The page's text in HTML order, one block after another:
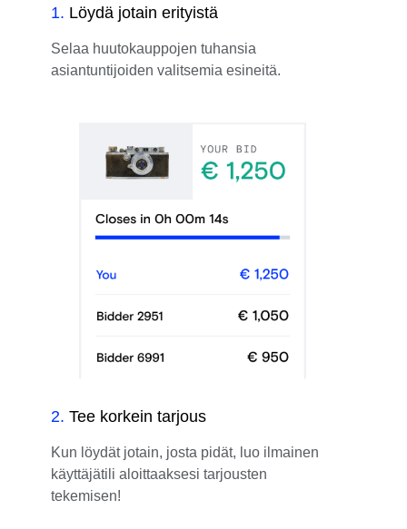
1. Löydä jotain erityistä
Selaa huutokauppojen tuhansia
asiantuntijoiden valitsemia esineitä.
2. Tee korkein tarjous
Kun löydät jotain, josta pidät, luo ilmainen
käyttäjätili aloittaaksesi tarjousten
tekemisen!